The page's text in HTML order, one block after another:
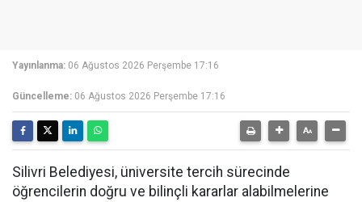
Yayınlanma: 06 Ağustos 2026 Perşembe 17:16
Güncelleme: 06 Ağustos 2026 Perşembe 17:16
Silivri Belediyesi, üniversite tercih sürecinde
öğrencilerin doğru ve bilinçli kararlar alabilmelerine